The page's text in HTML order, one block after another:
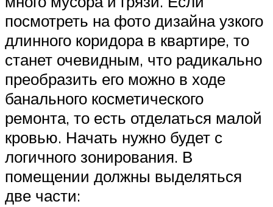
посмотреть на фото дизайна узкого
длинного коридора в квартире, то
станет очевидным, что радикально
преобразить его можно в ходе
банального косметического
ремонта, то есть отделаться малой
кровью. Начать нужно будет с
логичного зонирования. В
помещении должны выделяться
две части: